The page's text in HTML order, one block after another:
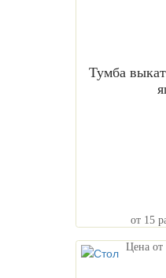
Тумба
от 15
Цена от